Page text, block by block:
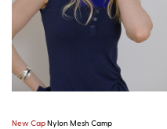
New CapNylon Mesh Camp